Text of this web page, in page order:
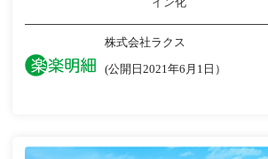
株式会社ラクス
(公開日2021年6月1日）